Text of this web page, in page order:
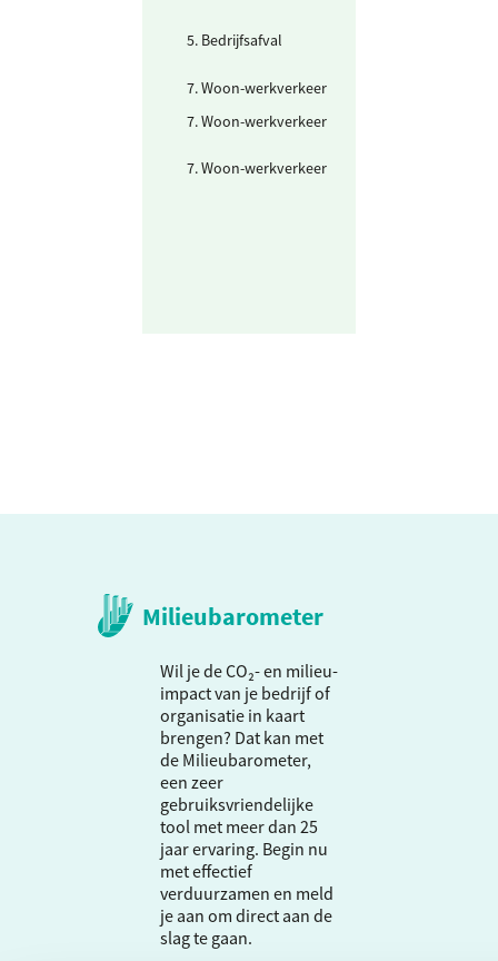
5. Bedrijfsafval
7. Woon-werkverkeer
7. Woon-werkverkeer
7. Woon-werkverkeer
Milieubarometer
Wil je de CO₂- en milieu-
impact van je bedrijf of
organisatie in kaart
brengen? Dat kan met
de Milieubarometer,
een zeer
gebruiksvriendelijke
tool met meer dan 25
jaar ervaring. Begin nu
met effectief
verduurzamen en meld
je aan om direct aan de
slag te gaan.